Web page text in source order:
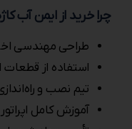
چرا خرید از ایمن آب
طراحی مهندسی
استفاده از قطعات
تیم نصب و
آموزش کامل